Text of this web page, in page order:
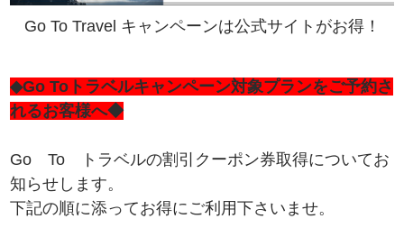
Go To Travel キャンペーンは公式サイトがお得！
◆Go Toトラベルキャンペーン対象プランをご予約さ
れるお客様へ◆
Go To トラベルの割引クーポン券取得についてお
知らせします。
下記の順に添ってお得にご利用下さいませ。